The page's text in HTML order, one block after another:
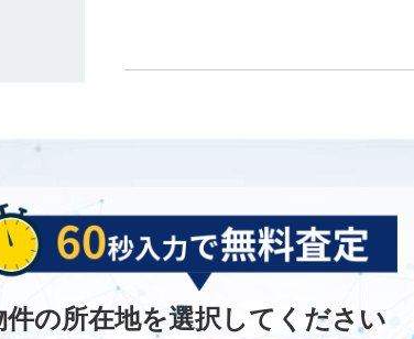
件の所在地を選択してください